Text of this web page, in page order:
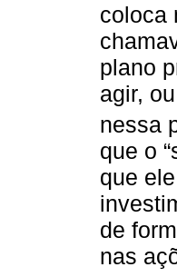
coloca
plano
agir,
nessa
que o
que
de
nas